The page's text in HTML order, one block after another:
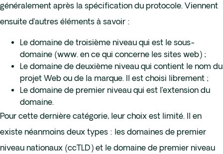
généralement après la spécification du protocole. Viennent
ensuite d’autres éléments à savoir :
Le domaine de troisième niveau qui est le sous-
domaine (www. en ce qui concerne les sites web) ;
Le domaine de deuxième niveau qui contient le nom du
projet Web ou de la marque. Il est choisi librement ;
Le domaine de premier niveau qui est l’extension du
domaine.
Pour cette dernière catégorie, leur choix est limité. Il en
existe néanmoins deux types : les domaines de premier
niveau nationaux (ccTLD) et le domaine de premier niveau